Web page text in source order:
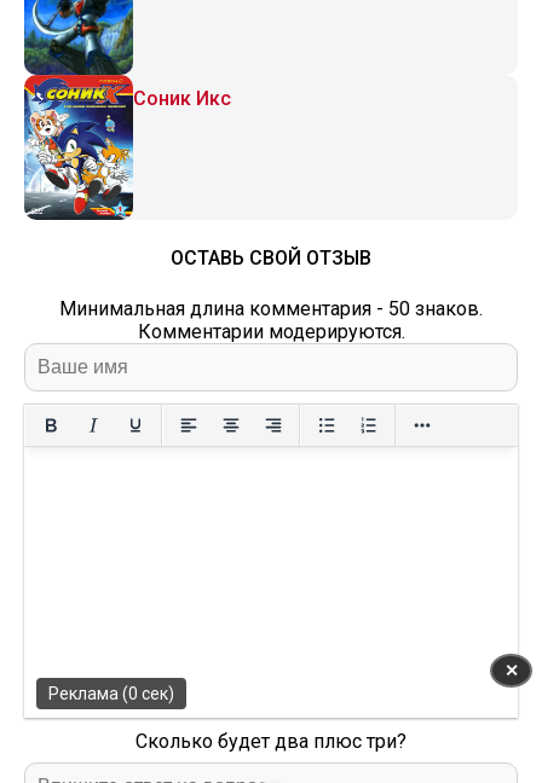
Соник Икс
ОСТАВЬ СВОЙ ОТЗЫВ
Минимальная длина комментария - 50 знаков.
Комментарии модерируются.
Сколько будет два плюс три?
✕
Реклама (0 сек)